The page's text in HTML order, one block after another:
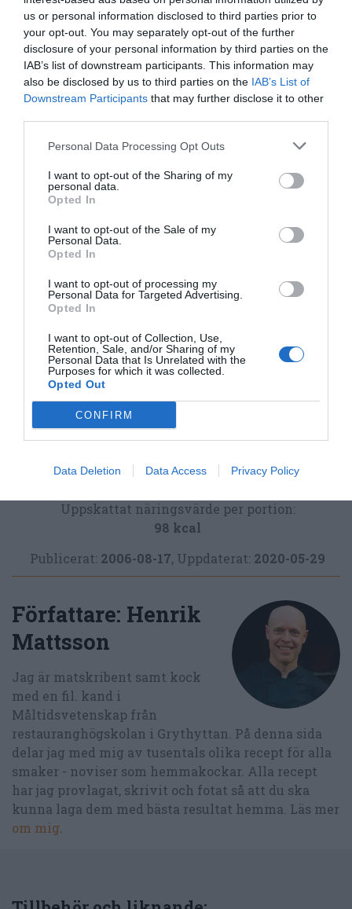
us or personal information disclosed to third parties prior to
your opt-out. You may separately opt-out of the further
disclosure of your personal information by third parties on the
IAB’s list of downstream participants. This information may
also be disclosed by us to third parties on the IAB’s List of
Downstream Participants that may further disclose it to other
Personal Data Processing Opt Outs
I want to opt-out of the Sharing of my
personal data.
Opted In
I want to opt-out of the Sale of my
Personal Data.
Opted In
I want to opt-out of processing my
Personal Data for Targeted Advertising.
Opted In
I want to opt-out of Collection, Use,
Retention, Sale, and/or Sharing of my
Personal Data that Is Unrelated with the
Purposes for which it was collected.
Opted Out
CONFIRM
Data Deletion Data Access Privacy Policy
Marinader Chili Ingefära
Vardag
Avancerat
Indisk mat
E-mail
Medel: röster)
Uppskattat näringsvärde per portion:
98 kcal
Publicerat: 2006-08-17, Uppdaterat: 2020-05-29
Författare: Henrik
Mattsson
Jag är matskribent samt kock
med en fil. kand i
Måltidsvetenskap från
restauranghögskolan i Grythyttan. På denna sida
delar jag med mig av tusentals olika recept för alla
smaker - noviser som hemmakockar. Alla recept
har jag provlagat, skrivit och fotat så att du ska
kunna laga dem med bästa resultat hemma. Läs mer
om mig